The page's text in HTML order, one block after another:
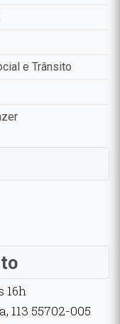
e Trânsito
16h
113 55702-005